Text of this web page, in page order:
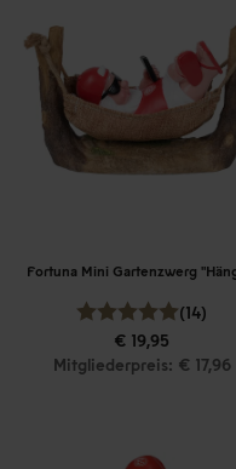
(14)
€ 19,95
Mitgliederpreis: € 17,96